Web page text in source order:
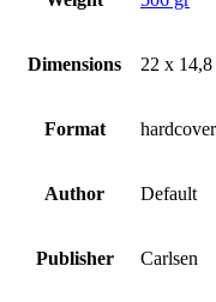
Dimensions 22 x
Format hardcover
Author Default
Publisher Carlsen